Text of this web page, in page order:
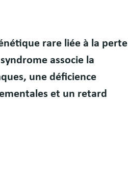
rare liée à la perte
associe la
une déficience
et un retard